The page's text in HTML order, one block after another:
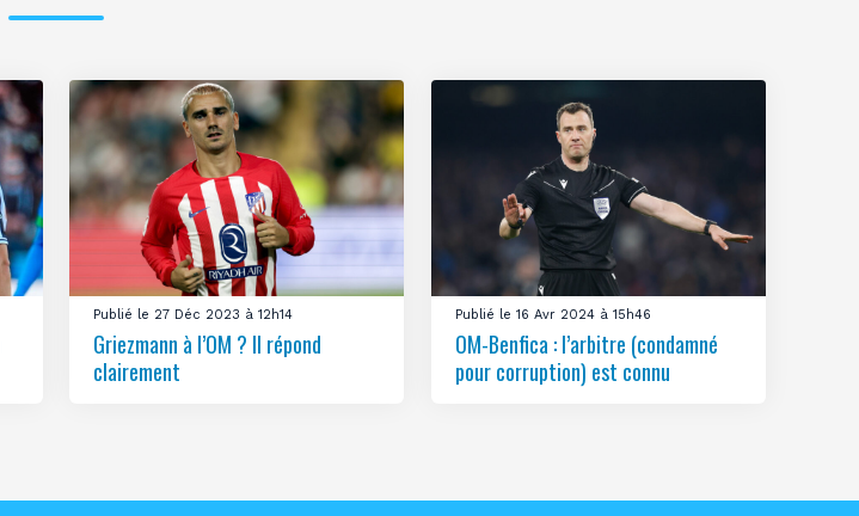
Publié le 27 Déc 2023 à 12h14
Griezmann à l’OM ? Il répond
clairement
Publié le 16 Avr 2024 à 15h46
OM-Benfica : l’arbitre (condamné
pour corruption) est connu